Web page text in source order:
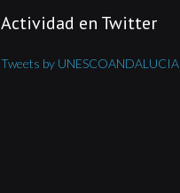
Actividad en Twitter
Tweets by UNESCOANDALUCIA